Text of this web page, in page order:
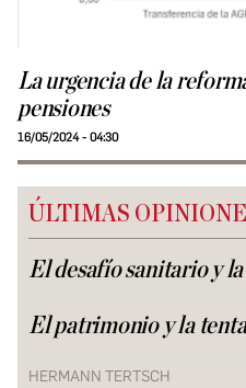
La urgencia de la
pensiones
16/05/2024 - 04:30
ÚLTIMAS
El desafío sanitario y
El patrimonio y la
HERMANN TERTSCH